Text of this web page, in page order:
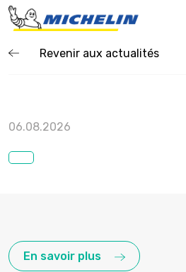
Revenir aux actualités
06.08.2026
En savoir plus